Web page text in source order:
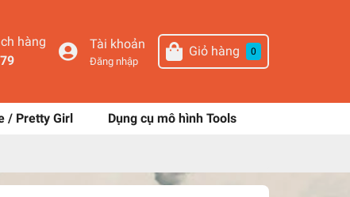
hàng
Tài khoản
Đăng nhập
Giỏ hàng 0
/ Pretty Girl Dụng cụ mô hình Tools